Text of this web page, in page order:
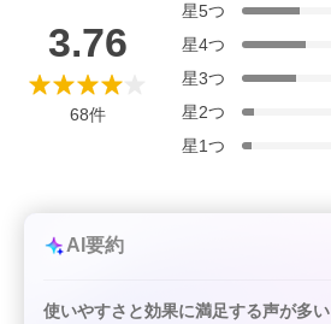
3.76
68件
星5つ
星4つ
星3つ
星2つ
星1つ
AI要約
使いやすさと効果に満足する声が多い